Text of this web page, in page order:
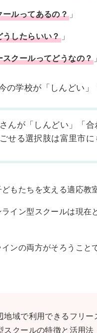
ールってあるの？ 」
したらいい？」
クールってどうなの？ 」
の学校が「しんどい
んが「しんどい」「
せる選択肢は富里市に
もたちを支える適応教
イン型スクールは現
ンの両方がそろうこと
地域で利用できるフリ
スクールの特徴と活用法